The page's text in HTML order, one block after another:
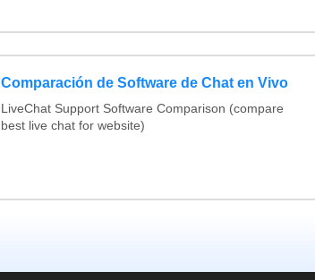
Comparación de Software de Chat en Vivo
LiveChat Support Software Comparison (compare
best live chat for website)